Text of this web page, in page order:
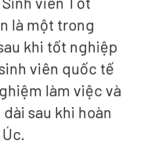
là một trong
khi tốt nghiệp
viên quốc tế
làm việc và
sau khi hoàn